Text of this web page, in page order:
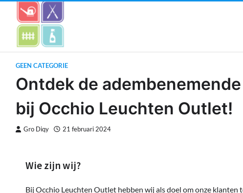
content
GEEN CATEGORIE
Ontdek de
bij Occhio Leuchten Outlet!
Gro Diqy 21 februari 2024
Wie zijn wij?
Bij Occhio Leuchten Outlet hebben wij als doel om onze